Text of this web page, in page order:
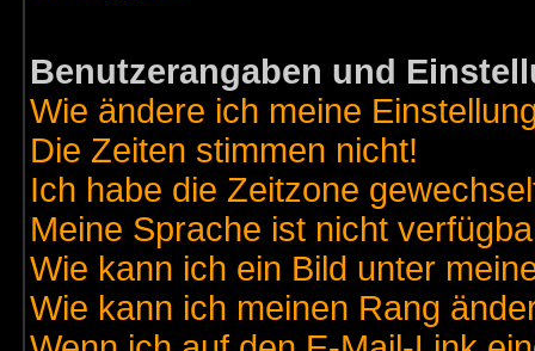
Benutzerangaben und
Wie ändere ich meine
Die Zeiten stimmen nicht!
Ich habe die Zeitzone
Meine Sprache ist nicht
Wie kann ich ein Bild unter
Wie kann ich meinen Rang